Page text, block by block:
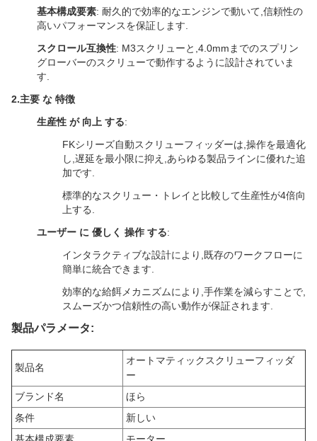
基本構成要素: 耐久的で効率的なエンジンで動いて,信頼性の
高いパフォーマンスを保証します.
スクロール互換性: M3スクリューと,4.0mmまでのスプリン
グローバーのスクリューで動作するように設計されていま
す.
2.主要 な 特徴
生産性 が 向上 する:
FKシリーズ自動スクリューフィッダーは,操作を最適化
し,遅延を最小限に抑え,あらゆる製品ラインに優れた追
加です.
標準的なスクリュー・トレイと比較して生産性が4倍向
上する.
ユーザー に 優しく 操作 する:
インタラクティブな設計により,既存のワークフローに
簡単に統合できます.
効率的な給餌メカニズムにより,手作業を減らすことで,
スムーズかつ信頼性の高い動作が保証されます.
製品パラメータ:
製品名
オートマティックスクリューフィッダ
ー
ブランド名
ほら
条件
新しい